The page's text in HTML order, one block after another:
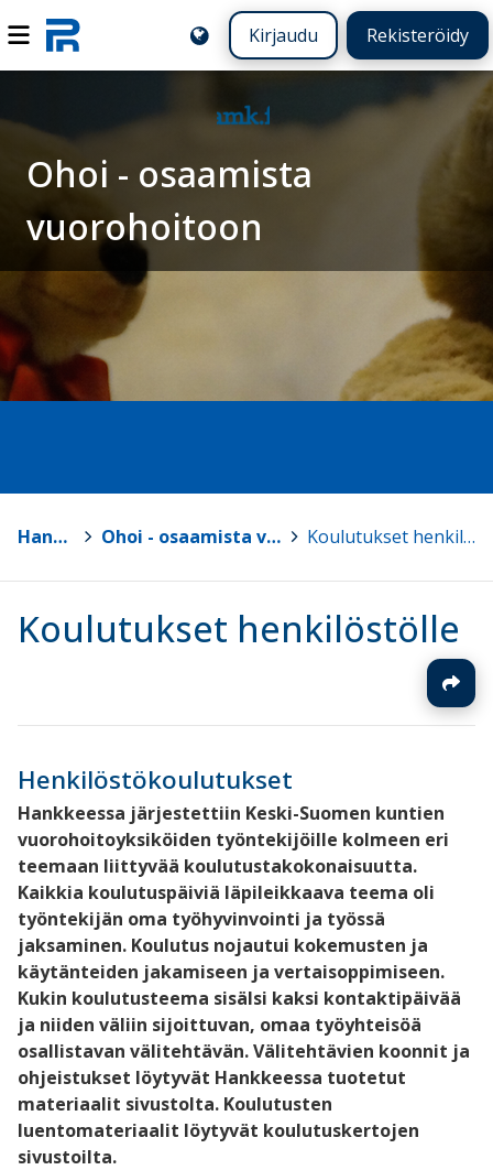
Kirjaudu Rekisteröidy
Ohoi - osaamista
vuorohoitoon
Hankkeet > Ohoi - osaamista vuorohoitoon Koulutukset henkilöstölle
Koulutukset henkilöstölle
Henkilöstökoulutukset
Hankkeessa järjestettiin Keski-Suomen kuntien
vuorohoitoyksiköiden työntekijöille kolmeen eri
teemaan liittyvää koulutustakokonaisuutta.
Kaikkia koulutuspäiviä läpileikkaava teema oli
työntekijän oma työhyvinvointi ja työssä
jaksaminen. Koulutus nojautui kokemusten ja
käytänteiden jakamiseen ja vertaisoppimiseen.
Kukin koulutusteema sisälsi kaksi kontaktipäivää
ja niiden väliin sijoittuvan, omaa työyhteisöä
osallistavan välitehtävän. Välitehtävien koonnit ja
ohjeistukset löytyvät Hankkeessa tuotetut
materiaalit sivustolta. Koulutusten
luentomateriaalit löytyvät koulutuskertojen
sivustoilta.